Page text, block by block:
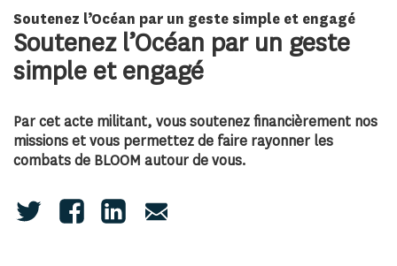
Soutenez l’Océan par un geste simple et engagé
Soutenez l’Océan par un geste
simple et engagé
Par cet acte militant, vous soutenez financièrement nos
missions et vous permettez de faire rayonner les
combats de BLOOM autour de vous.